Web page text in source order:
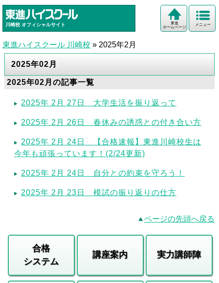
川崎校 オフィシャルサイト メニュー
東進
ホームページ
東進ハイスクール 川崎校 » 2025年2月
2025年02月
2025年02月の記事一覧
2025年 2月 27日 大学生活を振り返って
2025年 2月 26日 春休みの誘惑との付き合い方
2025年 2月 24日 【合格速報】東進川崎校生は
今年も頑張っています！(2/24更新)
2025年 2月 24日 自分との約束を守ろう！
2025年 2月 23日 模試の振り返りの仕方
ページの先頭へ戻る
合格
システム
講座案内 実力講師陣